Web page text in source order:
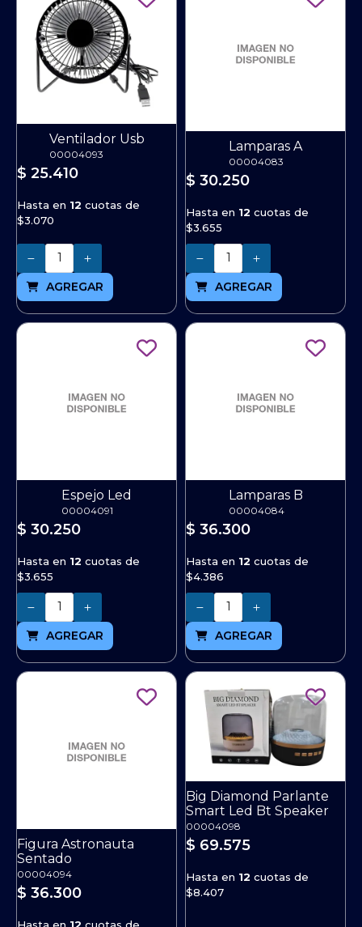
Ventilador Usb
00004093
$ 25.410
Hasta en 12 cuotas de
$3.070
Cantidad
AGREGAR
Lamparas A
00004083
$ 30.250
Hasta en 12 cuotas de
$3.655
Cantidad
AGREGAR
Espejo Led
00004091
$ 30.250
Hasta en 12 cuotas de
$3.655
Cantidad
AGREGAR
Lamparas B
00004084
$ 36.300
Hasta en 12 cuotas de
$4.386
Cantidad
AGREGAR
Figura Astronauta
Sentado
00004094
$ 36.300
Hasta en 12 cuotas de
Big Diamond Parlante
Smart Led Bt Speaker
00004098
$ 69.575
Hasta en 12 cuotas de
$8.407